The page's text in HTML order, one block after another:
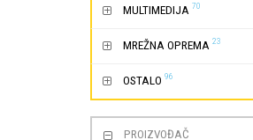
MULTIMEDIJA 70
MREŽNA OPREMA 23
OSTALO 96
PROIZVOĐAČ